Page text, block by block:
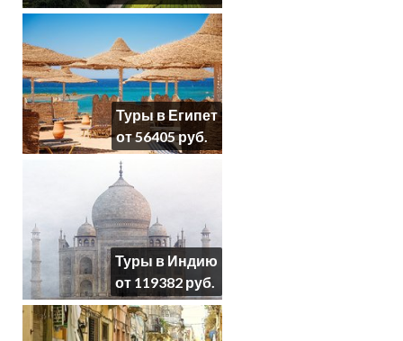
Туры в Египет
от 56405 руб.
Туры в Индию
от 119382 руб.